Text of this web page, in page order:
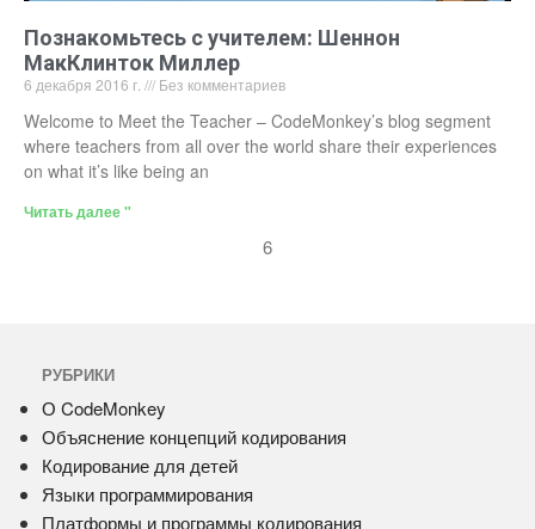
Познакомьтесь с учителем: Шеннон
МакКлинток Миллер
6 декабря 2016 г. Без комментариев
Welcome to Meet the Teacher – CodeMonkey’s blog segment
where teachers from all over the world share their experiences
on what it’s like being an
Читать далее "
6
РУБРИКИ
О CodeMonkey
Объяснение концепций кодирования
Кодирование для детей
Языки программирования
Платформы и программы кодирования